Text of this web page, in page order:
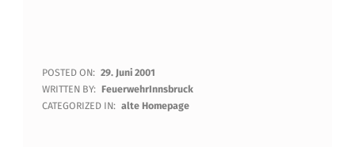
T
A
POSTED ON: 29. Juni 2001
WRITTEN BY: FeuerwehrInnsbruck
CATEGORIZED IN: alte Homepage